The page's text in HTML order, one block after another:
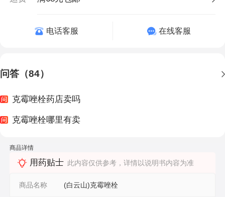
电话客服 在线客服
问答（84）
克霉唑栓药店卖吗
克霉唑栓哪里有卖
商品详情
用药贴士 此内容仅供参考，详情以说明书内容为准
商品名称 (白云山)克霉唑栓